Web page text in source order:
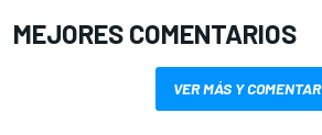
MEJORES COMENTARIOS
VER MÁS Y COMENTAR